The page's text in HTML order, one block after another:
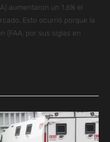
aumentaron un 1.6% el
Esto ocurrió porque la
(FAA, por sus siglas en